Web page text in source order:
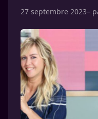
27 septembre 2023–